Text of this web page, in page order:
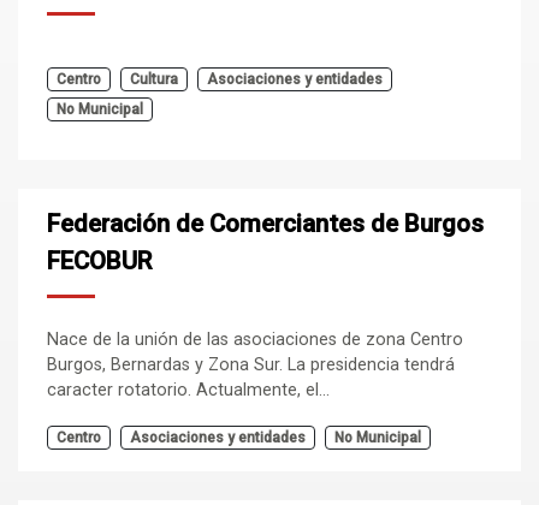
Centro Cultura
Asociaciones y entidades
No Municipal
Federación de Comerciantes de Burgos
FECOBUR
Nace de la unión de las asociaciones de zona Centro
Burgos, Bernardas y Zona Sur. La presidencia tendrá
caracter rotatorio. Actualmente, el...
Centro Asociaciones y entidades No Municipal